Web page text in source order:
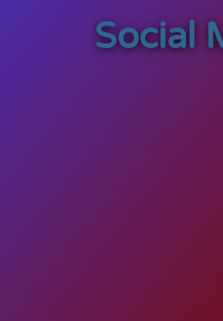
Social